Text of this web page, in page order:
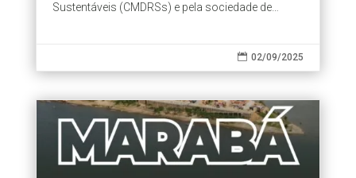
Sustentáveis (CMDRSs) e pela sociedade de
 02/09/2025